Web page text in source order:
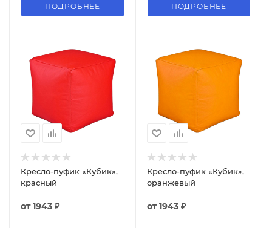
ПОДРОБНЕЕ ПОДРОБНЕЕ
Кресло-пуфик «Кубик»,
красный
от1943 ₽
Кресло-пуфик «Кубик»,
оранжевый
от1943 ₽